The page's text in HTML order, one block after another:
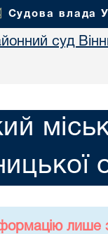
Судова влада
суд
лише